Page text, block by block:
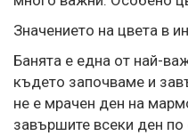
Значението на цвета в
Банята е една от най-
където започваме и
не е мрачен ден на
завършите всеки ден по